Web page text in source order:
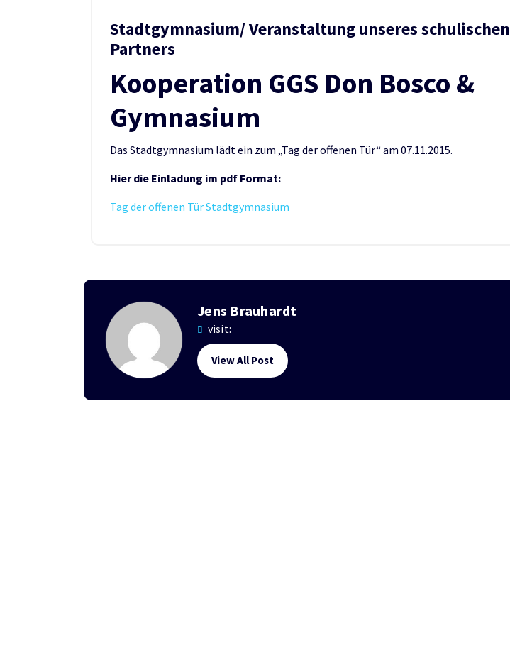
Stadtgymnasium/ Veranstaltung unseres schulischen
Partners
Kooperation GGS Don Bosco &
Gymnasium
Das Stadtgymnasium lädt ein zum „Tag der offenen Tür“ am 07.11.2015.
Hier die Einladung im pdf Format:
Tag der offenen Tür Stadtgymnasium
Jens Brauhardt
visit:
View All Post